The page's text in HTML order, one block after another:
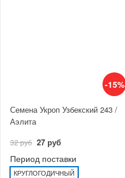
-15%
Семена Укроп Узбекский 243 /
Аэлита
32 руб 27 руб
Период поставки
КРУГЛОГОДИЧНЫЙ